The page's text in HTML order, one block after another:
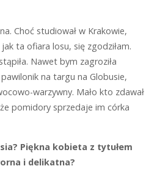
Choć studiował w Krakowie,
ta ofiara losu, się zgodziłam.
Nawet bym zagroziła
na targu na Globusie,
warzywny. Mało kto zdawał
pomidory sprzedaje im córka
Piękna kobieta z tytułem
i delikatna?